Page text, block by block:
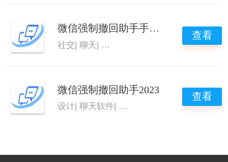
微信强制撤回助手手机版
社交|聊天| 微信强制撤回助手 微信强制撤
查看
微信强制撤回助手2023
设计|聊天软件| 微信强制撤回助手|微信强
查看